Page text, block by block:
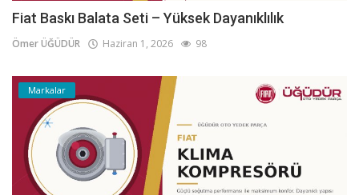
Fiat Baskı Balata Seti – Yüksek Dayanıklılık
Ömer ÜĞÜDÜR Haziran 1, 2026 98
Markalar